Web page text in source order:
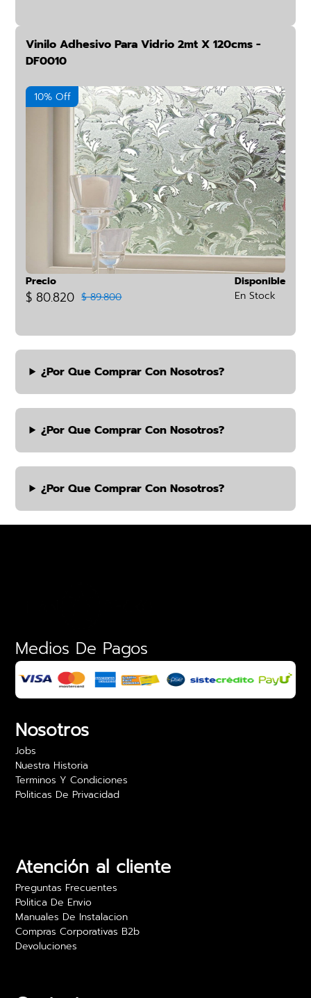
Vinilo Adhesivo Para Vidrio 2mt X 120cms -
DF0010
10% Off
Precio
$ 80.820 $ 89.800
Disponible
En Stock
¿por Que Comprar Con Nosotros?
¿por Que Comprar Con Nosotros?
¿por Que Comprar Con Nosotros?
Medios De Pagos
Nosotros
Jobs
Nuestra Historia
Terminos Y Condiciones
Politicas De Privacidad
Atención al cliente
Preguntas Frecuentes
Politica De Envio
Manuales De Instalacion
Compras Corporativas B2b
Devoluciones